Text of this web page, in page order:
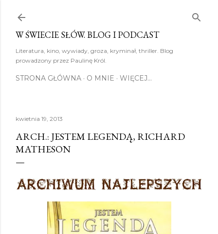
W ŚWIECIE SŁÓW. BLOG I PODCAST
Literatura, kino, wywiady, groza, kryminał, thriller. Blog
prowadzony przez Paulinę Król.
STRONA GŁÓWNA O MNIE WIĘCEJ…
kwietnia 19, 2013
ARCH.: JESTEM LEGENDĄ, RICHARD
MATHESON